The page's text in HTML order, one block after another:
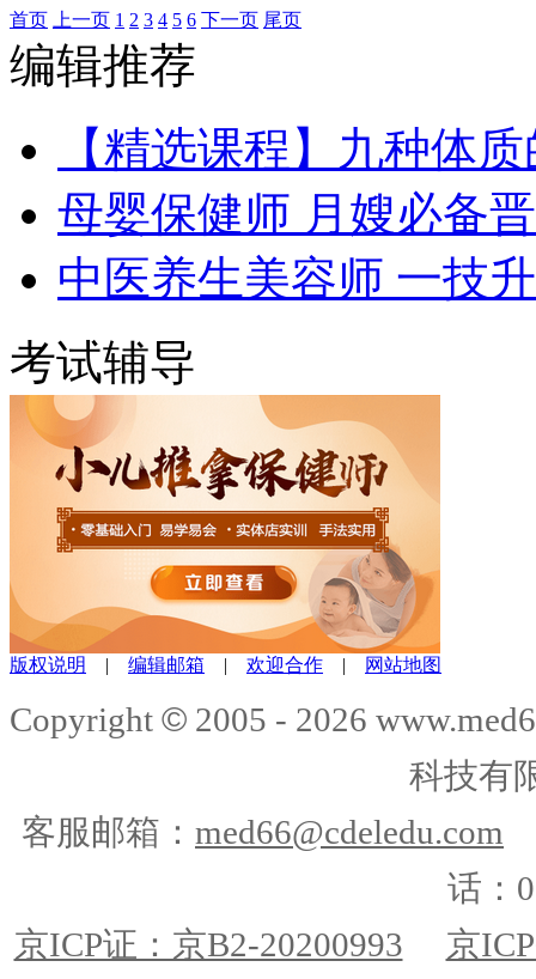
首页 上一页 1 2 3 4 5 6 下一页 尾页
编辑推荐
【精选课程】九种体
母婴保健师 月嫂必备
中医养生美容师 一技
考试辅导
版权说明 | 编辑邮箱 | 欢迎合作 | 网站地图
Copyright © 2005 - 2026
科技有
客服邮箱： med66@cdeledu.com
话：
京ICP证：京B2-20200993
京